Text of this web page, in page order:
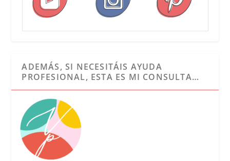
ADEMÁS, SI NECESITÁIS AYUDA
PROFESIONAL, ESTA ES MI CONSULTA…